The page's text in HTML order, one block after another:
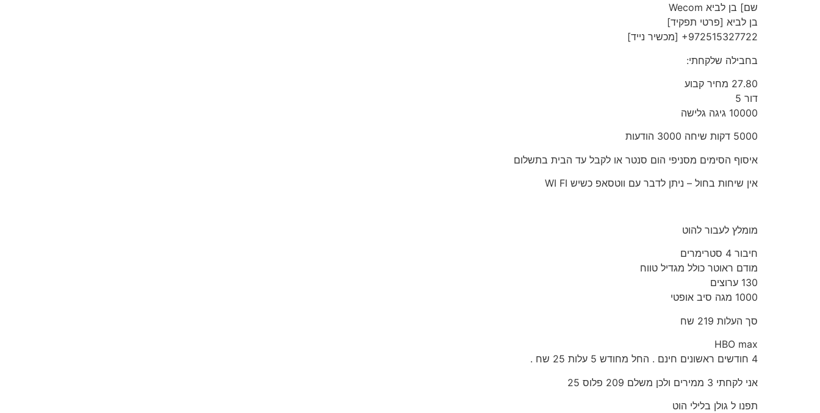
שם] בן לביא Wecom
‎+972515327722‎ [מכשיר נייד]
בחבילה שלקחתי:
27.80 מחיר קבוע
דור 5
10000 גיגה גלישה
5000 דקות שיחה 3000 הודעות
איסוף הסימים מסניפי הום סנטר או לקבל עד הבית בתשלום
אין שיחות בחול – ניתן לדבר עם ווטסאפ כשיש WI FI
מומלץ לעבור להוט
חיבור 4 סטרימרים
מודם ראוטר כולל מגדיל טווח
130 ערוצים
1000 מגה סיב אופטי
סך העלות 219 שח
HBO max
4 חודשים ראשונים חינם . החל מחודש 5 עלות 25 שח .
אני לקחתי 3 ממירים ולכן משלם 209 פלוס 25
תפנו ל גולן בלילי הוט